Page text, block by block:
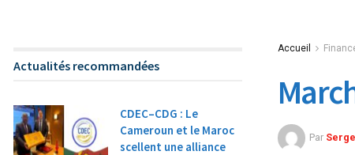
Accueil
Par
Actualités recommandées
CDEC–CDG : Le
Cameroun et le Maroc
scellent une alliance